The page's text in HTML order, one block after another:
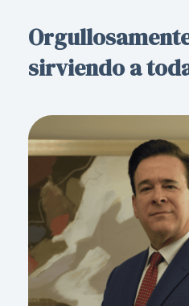
sirviendo a